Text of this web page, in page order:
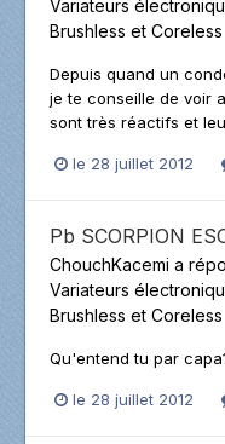
Variateurs
Brushless et Coreless
Depuis quand un
je te conseille de voir
sont très réactifs et
le 28 juillet 2012
Pb SCORPION
ChouchKacemi a
Variateurs
Brushless et Coreless
Qu'entend tu par
le 28 juillet 2012